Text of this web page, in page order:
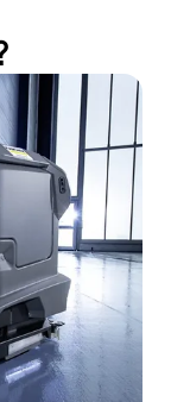
vernetzt
hat seine
IoT-Netz der
Zugriff und